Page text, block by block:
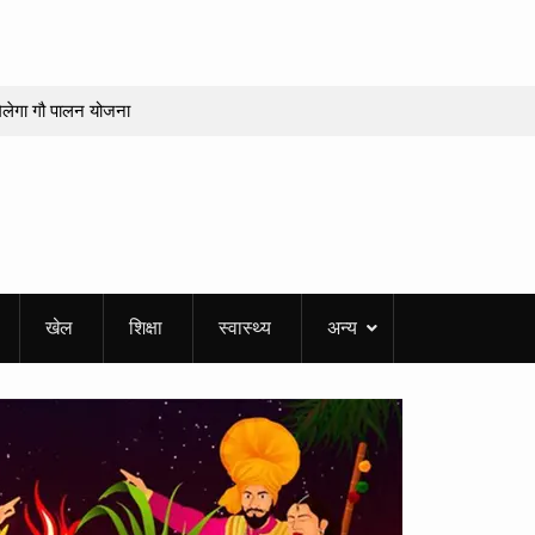
गौ पालन योजना
अभियान,
अर्जुन सिंह
खेल शिक्षा स्वास्थ्य अन्य